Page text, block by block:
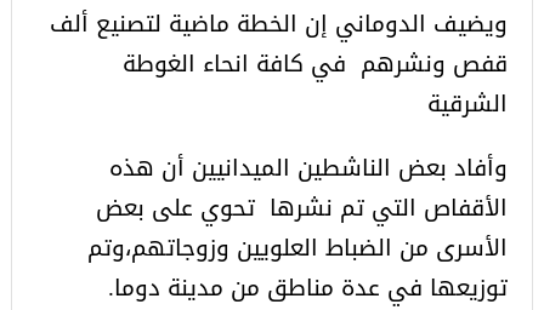
ويضيف الدوماني إن الخطة ماضية لتصنيع ألف
قفص ونشرهم في كافة انحاء الغوطة
الشرقية
وأفاد بعض الناشطين الميدانيين أن هذه
الأقفاص التي تم نشرها تحوي على بعض
الأسرى من الضباط العلويين وزوجاتهم،وتم
توزيعها في عدة مناطق من مدينة دوما.